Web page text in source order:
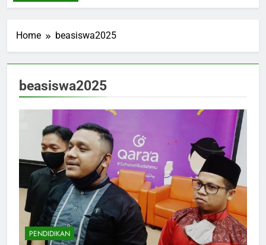
Home beasiswa2025
beasiswa2025
PENDIDIKAN